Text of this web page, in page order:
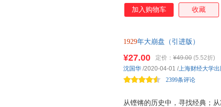
加入购物车 收藏
1929年大崩盘（引进版）
从铿锵的历史中，寻找经典；
¥27.00 定价： ¥49.00 (5.52折)
2399条评论
沈国华 /2020-04-01 /上海财经大学